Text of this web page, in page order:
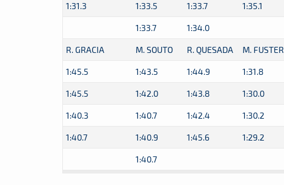
1:31.3 1:33.5 1:33.7 1:35.1
1:33.7 1:34.0
R. GRACIA M. SOUTO R. QUESADA M. FUSTER
1:45.5 1:43.5 1:44.9 1:31.8
1:45.5 1:42.0 1:43.8 1:30.0
1:40.3 1:40.7 1:42.4 1:30.2
1:40.7 1:40.9 1:45.6 1:29.2
1:40.7